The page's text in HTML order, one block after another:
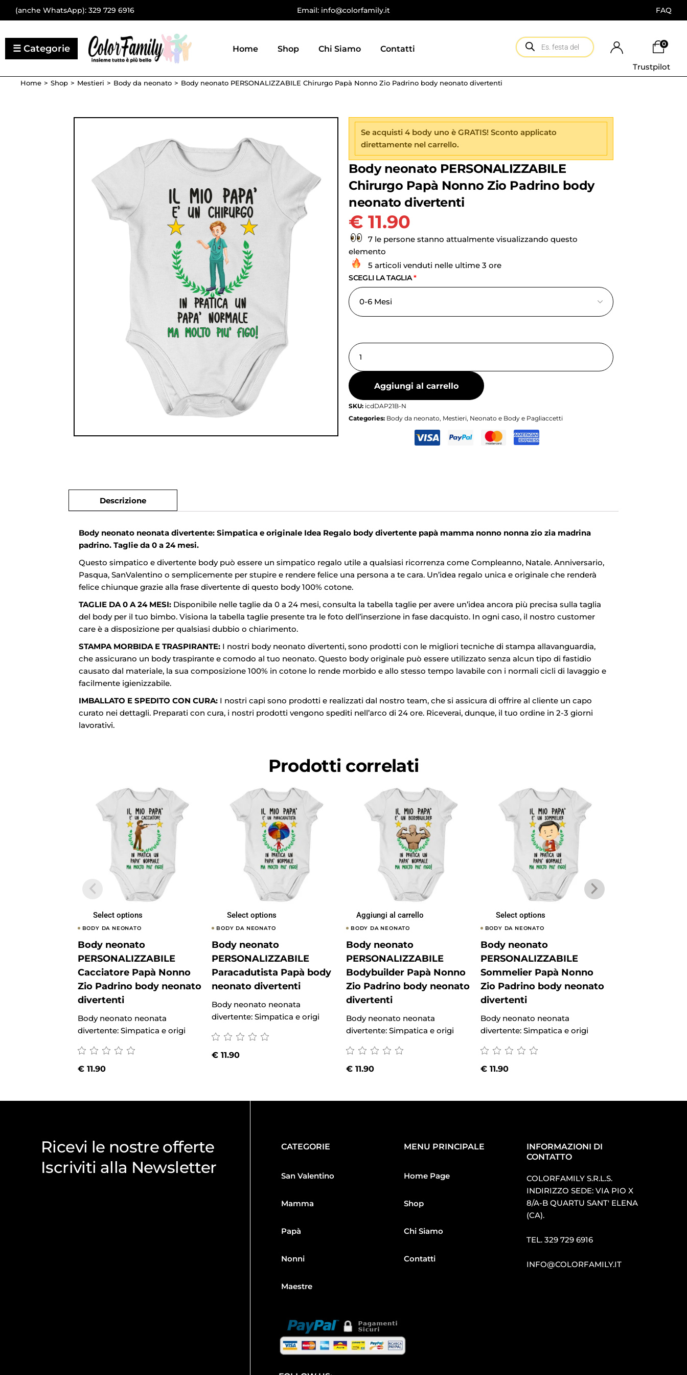
(anche WhatsApp): 329 729 6916 Email: info@colorfamily.it FAQ
Home Shop Chi Siamo Contatti 0
Trustpilot
Home Shop Mestieri Body da neonato Body neonato PERSONALIZZABILE Chirurgo Papà Nonno Zio Padrino body neonato divertenti
Se acquisti 4 body uno è GRATIS! Sconto applicato
direttamente nel carrello.
Body neonato PERSONALIZZABILE
Chirurgo Papà Nonno Zio Padrino body
neonato divertenti
€ 11.90
7 le persone stanno attualmente visualizzando questo
elemento
5 articoli venduti nelle ultime 3 ore
SCEGLI LA TAGLIA*
Aggiungi al carrello
SKU: icdDAP21B-N
Categories: Body da neonato, Mestieri, Neonato e Body e Pagliaccetti
Descrizione
Body neonato neonata divertente: Simpatica e originale Idea Regalo body divertente papà mamma nonno nonna zio zia madrina
padrino. Taglie da 0 a 24 mesi.
Questo simpatico e divertente body può essere un simpatico regalo utile a qualsiasi ricorrenza come Compleanno, Natale. Anniversario,
Pasqua, SanValentino o semplicemente per stupire e rendere felice una persona a te cara. Un’idea regalo unica e originale che renderà
felice chiunque grazie alla frase divertente di questo body 100% cotone.
TAGLIE DA 0 A 24 MESI: Disponibile nelle taglie da 0 a 24 mesi, consulta la tabella taglie per avere un’idea ancora più precisa sulla taglia
del body per il tuo bimbo. Visiona la tabella taglie presente tra le foto dell’inserzione in fase dacquisto. In ogni caso, il nostro customer
care è a disposizione per qualsiasi dubbio o chiarimento.
STAMPA MORBIDA E TRASPIRANTE: I nostri body neonato divertenti, sono prodotti con le migliori tecniche di stampa allavanguardia,
che assicurano un body traspirante e comodo al tuo neonato. Questo body originale può essere utilizzato senza alcun tipo di fastidio
causato dal materiale, la sua composizione 100% in cotone lo rende morbido e allo stesso tempo lavabile con i normali cicli di lavaggio e
facilmente igienizzabile.
IMBALLATO E SPEDITO CON CURA: I nostri capi sono prodotti e realizzati dal nostro team, che si assicura di offrire al cliente un capo
curato nei dettagli. Preparati con cura, i nostri prodotti vengono spediti nell’arco di 24 ore. Riceverai, dunque, il tuo ordine in 2-3 giorni
lavorativi.
Prodotti correlati
Select options
BODY DA NEONATO
Body neonato
PERSONALIZZABILE
Cacciatore Papà Nonno
Zio Padrino body neonato
divertenti
Body neonato neonata
divertente: Simpatica e origi
€11.90
Select options
BODY DA NEONATO
Body neonato
PERSONALIZZABILE
Paracadutista Papà body
neonato divertenti
Body neonato neonata
divertente: Simpatica e origi
€ 11.90
Aggiungi al carrello
BODY DA NEONATO
Body neonato
PERSONALIZZABILE
Bodybuilder Papà Nonno
Zio Padrino body neonato
divertenti
Body neonato neonata
divertente: Simpatica e origi
€ 11.90
Select options
BODY DA NEONATO
Body neonato
PERSONALIZZABILE
Sommelier Papà Nonno
Zio Padrino body neonato
divertenti
Body neonato neonata
divertente: Simpatica e origi
€11.90
Ricevi le nostre offerte
Iscriviti alla Newsletter
CATEGORIE
San Valentino
Mamma
Papà
Nonni
Maestre
MENU PRINCIPALE
Home Page
Shop
Chi Siamo
Contatti
INFORMAZIONI DI
CONTATTO
COLORFAMILY S.R.L.S.
INDIRIZZO SEDE: VIA PIO X
8/A-B QUARTU SANT′ ELENA
(CA).
TEL.329 729 6916
INFO@COLORFAMILY.IT